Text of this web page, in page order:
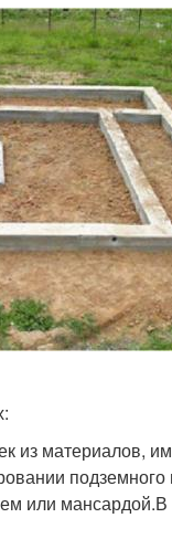
из материалов,
подземного
или мансардой.В